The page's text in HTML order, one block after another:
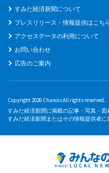
すみだ経済新聞について
プレスリリース・情報提供はこち
アクセスデータの利用について
お問い合わせ
広告のご案内
Copyright 2026 Chanois All rights reserved.
すみだ経済新聞に掲載の記事・写真・
すみだ経済新聞またはその情報提供者に